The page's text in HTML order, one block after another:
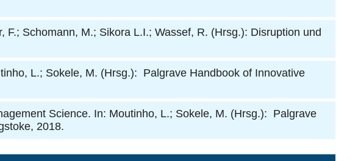
Schomann, M.; Sikora L.I.; Wassef, R. (Hrsg.): Disruption und
L.; Sokele, M. (Hrsg.): Palgrave Handbook of Innovative
Science. In: Moutinho, L.; Sokele, M. (Hrsg.): Palgrave
2018.